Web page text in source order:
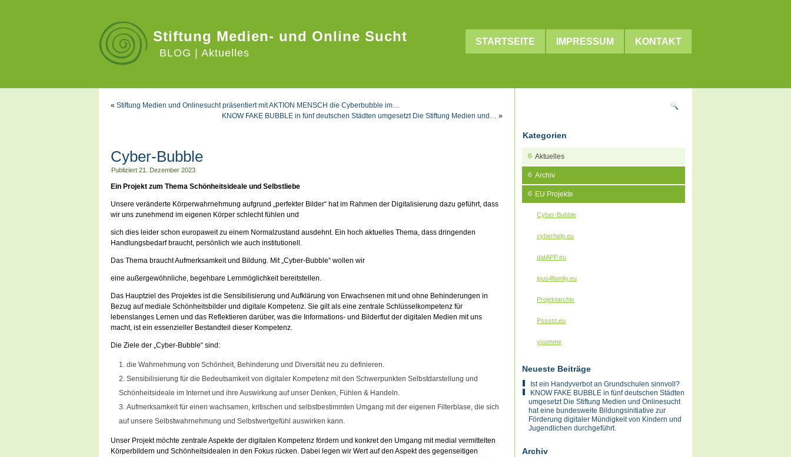
Stiftung Medien- und Online Sucht
BLOG | Aktuelles
STARTSEITE IMPRESSUM KONTAKT
« Stiftung Medien und Onlinesucht präsentiert mit AKTION MENSCH die Cyberbubble im…
KNOW FAKE BUBBLE in fünf deutschen Städten umgesetzt Die Stiftung Medien und… »
Cyber-Bubble
Publiziert 21. Dezember 2023
Ein Projekt zum Thema Schönheitsideale und Selbstliebe
Unsere veränderte Körperwahrnehmung aufgrund „perfekter Bilder“ hat im Rahmen der Digitalisierung dazu geführt, dass
wir uns zunehmend im eigenen Körper schlecht fühlen und
sich dies leider schon europaweit zu einem Normalzustand ausdehnt. Ein hoch aktuelles Thema, dass dringenden
Handlungsbedarf braucht, persönlich wie auch institutionell.
Das Thema braucht Aufmerksamkeit und Bildung. Mit „Cyber-Bubble“ wollen wir
eine außergewöhnliche, begehbare Lernmöglichkeit bereitstellen.
Das Hauptziel des Projektes ist die Sensibilisierung und Aufklärung von Erwachsenen mit und ohne Behinderungen in
Bezug auf mediale Schönheitsbilder und digitale Kompetenz. Sie gilt als eine zentrale Schlüsselkompetenz für
lebenslanges Lernen und das Reflektieren darüber, was die Informations- und Bilderflut der digitalen Medien mit uns
macht, ist ein essenzieller Bestandteil dieser Kompetenz.
Die Ziele der „Cyber-Bubble“ sind:
die Wahrnehmung von Schönheit, Behinderung und Diversität neu zu definieren.
Sensibilisierung für die Bedeutsamkeit von digitaler Kompetenz mit den Schwerpunkten Selbstdarstellung und
Schönheitsideale im Internet und ihre Auswirkung auf unser Denken, Fühlen & Handeln.
Aufmerksamkeit für einen wachsamen, kritischen und selbstbestimmten Umgang mit der eigenen Filterblase, die sich
auf unsere Selbstwahrnehmung und Selbstwertgefühl auswirken kann.
Unser Projekt möchte zentrale Aspekte der digitalen Kompetenz fördern und konkret den Umgang mit medial vermittelten
Körperbildern und Schönheitsidealen in den Fokus rücken. Dabei legen wir Wert auf den Aspekt des gegenseitigen
Kategorien
Aktuelles
Archiv
EU Projekte
Cyber-Bubble
cyberhelp.eu
datAPP.eu
ipus4family.eu
Projektarchiv
Psssst.eu
youmme
Neueste Beiträge
Ist ein Handyverbot an Grundschulen sinnvoll?
KNOW FAKE BUBBLE in fünf deutschen Städten
umgesetzt Die Stiftung Medien und Onlinesucht
hat eine bundesweite Bildungsinitiative zur
Förderung digitaler Mündigkeit von Kindern und
Jugendlichen durchgeführt.
Archiv